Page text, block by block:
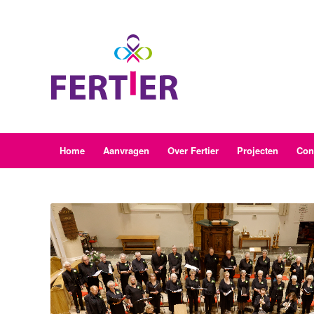
Home Aanvragen Over Fertier Projecten